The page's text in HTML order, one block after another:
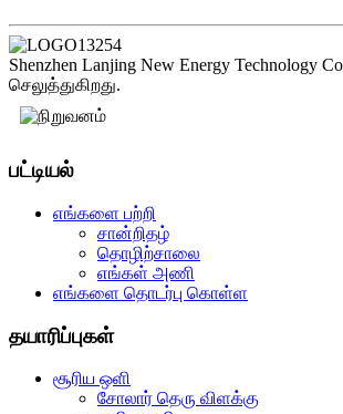
Shenzhen Lanjing New Energy
செலுத்துகிறது.
பட்டியல்
எங்களை பற்றி
சான்றிதழ்
தொழிற்சாலை
எங்கள் அணி
எங்களை தொடர்பு கொள்ள
தயாரிப்புகள்
சூரிய ஒளி
சோலார் தெரு விளக்கு